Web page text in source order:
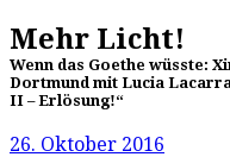
Mehr Licht!
Wenn das Goethe wüsste:
Dortmund mit Lucia
II – Erlösung!“
26. Oktober 2016